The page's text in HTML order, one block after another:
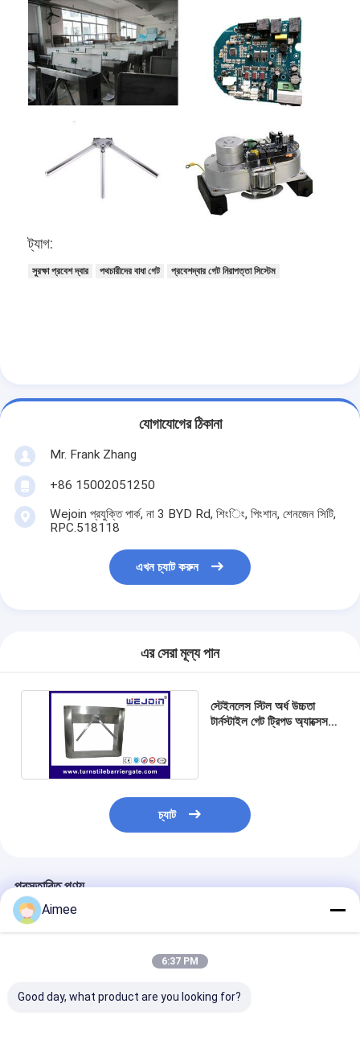
কারখানা পরিদর্শন
গুণমান নিয়ন্ত্রণ
খবর
এখন চ্যাট করুন
পার্কিং ব্যারিয়ার গেট
ত্রিপাক্ষ ঘূর্ণন গেট
বিজ্ঞাপন বাধা
অ-বসন্ত বাধা গেট
অ্যাক্সেস কন্ট্রোল টানস্টাইল গেট
গেট মোটর স্লাইডিং
পার্কিং স্পেস লক
ট্যাগ:
সুরক্ষা প্রবেশ দ্বার পথচারীদের বাধা গেট প্রবেশদ্বার গেট নিরাপত্তা সিস্টেম
যোগাযোগের ঠিকানা
Mr. Frank Zhang
+86 15002051250
Wejoin প্রযুক্তি পার্ক, না 3 BYD Rd, শিংিং, পিংশান, শেনজেন সিটি,
RPC.518118
এখন চ্যাট করুন
এর সেরা মূল্য পান
স্টেইনলেস স্টিল অর্ধ উচ্চতা
টার্নস্টাইল গেট ট্রিপড অ্যাক্সেস
চ্যাট
প্রস্তাবিত পণ্য
Aimee
6:37 PM
Good day, what product are you looking for?